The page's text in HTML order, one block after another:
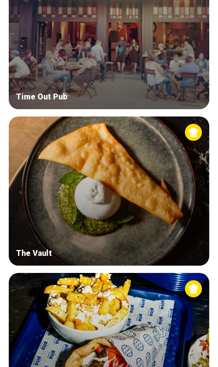
Time Out Pub
The Vault